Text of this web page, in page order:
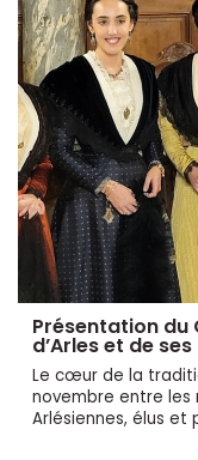
Présentation du
d’Arles et de
Le cœur de la
novembre entre les
Arlésiennes, élus et